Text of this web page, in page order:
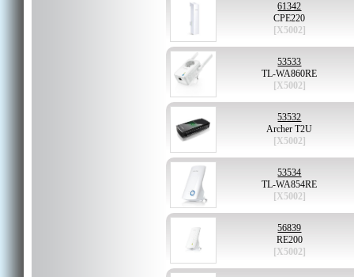
61342
CPE220
[X5002]
53533
TL-WA860RE
[X5002]
53532
Archer T2U
[X5002]
53534
TL-WA854RE
[X5002]
56839
RE200
[X5002]